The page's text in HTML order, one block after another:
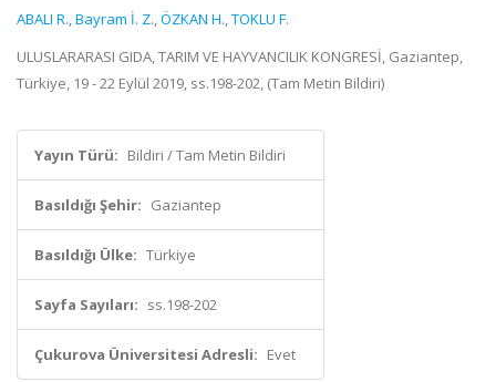
ABALI R.,Bayram İ. Z.,ÖZKAN H.,TOKLU F.
ULUSLARARASI GIDA, TARIM VE HAYVANCILIK KONGRESİ, Gaziantep,
Türkiye, 19 - 22 Eylül 2019, ss.198-202, (Tam Metin Bildiri)
Yayın Türü: Bildiri / Tam Metin Bildiri
Basıldığı Şehir: Gaziantep
Basıldığı Ülke: Türkiye
Sayfa Sayıları: ss.198-202
Çukurova Üniversitesi Adresli: Evet